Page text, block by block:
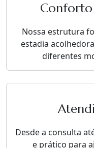
Nossa estrutura
estadia
diferentes
Desde a consulta
e prático para